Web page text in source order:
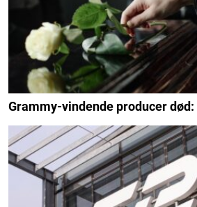
Grammy-vindende producer død: